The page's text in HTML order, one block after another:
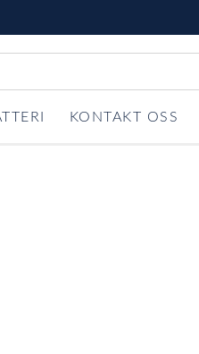
KONTAKT OSS